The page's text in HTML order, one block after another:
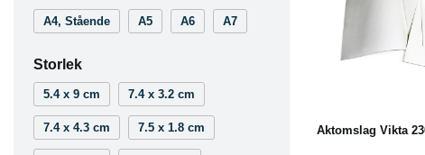
A4, Stående A5 A6 A7
Storlek
5.4 x 9 cm 7.4 x 3.2 cm
7.4 x 4.3 cm 7.5 x 1.8 cm Aktomslag Vikta